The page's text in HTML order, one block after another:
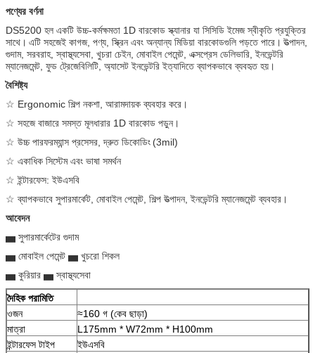
পণ্যের বর্ণনা
DS5200 হল একটি উচ্চ-কর্মক্ষমতা 1D বারকোড স্ক্যানার যা সিসিডি ইমেজ স্বীকৃতি প্রযুক্তির
সাথে। এটি সহজেই কাগজ, পণ্য, স্ক্রিন এবং অন্যান্য মিডিয়া বারকোডগুলি পড়তে পারে। উত্পাদন,
গুদাম, সরবরাহ, স্বাস্থ্যসেবা, খুচরা চেইন, মোবাইল পেমেন্ট, এক্সপ্রেস ডেলিভারি, ইনভেন্টরি
ম্যানেজমেন্ট, ফুড ট্রেজেবিলিটি, অ্যাসেট ইনভেন্টরি ইত্যাদিতে ব্যাপকভাবে ব্যবহৃত হয়।
বৈশিষ্ট্য
☆ Ergonomic শিল্প নকশা, আরামদায়ক ব্যবহার করে।
☆ সহজে বাজারে সমস্ত মূলধারার 1D বারকোড পড়ুন।
☆ উচ্চ পারফরম্যান্স প্রসেসর, দ্রুত ডিকোডিং (3mil)
☆ একাধিক সিস্টেম এবং ভাষা সমর্থন
☆ ইন্টারফেস: ইউএসবি
☆ ব্যাপকভাবে সুপারমার্কেট, মোবাইল পেমেন্ট, শিল্প উত্পাদন, ইনভেন্টরি ম্যানেজমেন্ট ব্যবহার।
আবেদন
▅ সুপারমার্কেটের গুদাম
▅ মোবাইল পেমেন্ট ▅ খুচরো শিকল
▅ কুরিয়ার ▅ স্বাস্থ্যসেবা
দৈহিক পরামিতি
ওজন
≈160 গ (কেব ছাড়া)
মাত্রা
L175mm * W72mm * H100mm
ইন্টারফেস টাইপ
ইউএসবি